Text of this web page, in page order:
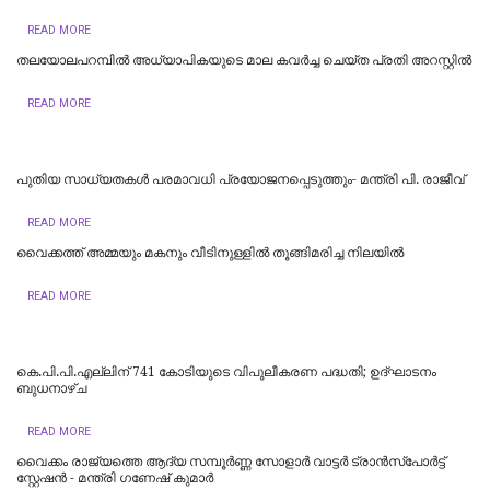
READ MORE
തലയോലപറമ്പിൽ അധ്യാപികയുടെ മാല കവർച്ച ചെയ്ത പ്രതി അറസ്റ്റിൽ
READ MORE
പുതിയ സാധ്യതകൾ പരമാവധി പ്രയോജനപ്പെടുത്തും- മന്ത്രി പി. രാജീവ്
READ MORE
വൈക്കത്ത് അമ്മയും മകനും വീടിനുള്ളിൽ തൂങ്ങിമരിച്ച നിലയിൽ
READ MORE
കെ.പി.പി.എല്ലിന് 741 കോടിയുടെ വിപുലീകരണ പദ്ധതി; ഉദ്ഘാടനം
ബുധനാഴ്ച
READ MORE
വൈക്കം രാജ്യത്തെ ആദ്യ സമ്പൂർണ്ണ സോളാർ വാട്ടർ ട്രാൻസ്പോർട്ട്
സ്റ്റേഷൻ - മന്ത്രി ഗണേഷ് കുമാർ